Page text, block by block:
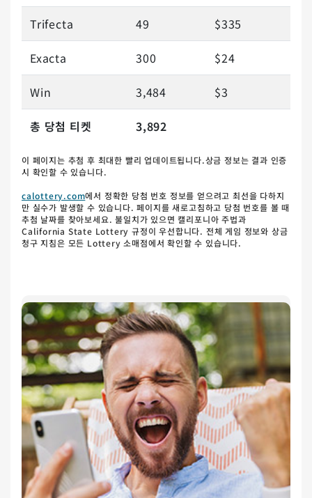
Trifecta 49 $335
Exacta 300 $24
Win 3,484 $3
총 당첨 티켓 3,892
이 페이지는 추첨 후 최대한 빨리 업데이트됩니다.상금 정보는 결과 인증
시 확인할 수 있습니다.
calottery.com에서 정확한 당첨 번호 정보를 얻으려고 최선을 다하지
만 실수가 발생할 수 있습니다. 페이지를 새로고침하고 당첨 번호를 볼 때
추첨 날짜를 찾아보세요. 불일치가 있으면 캘리포니아 주법과
California State Lottery 규정이 우선합니다. 전체 게임 정보와 상금
청구 지침은 모든 Lottery 소매점에서 확인할 수 있습니다.